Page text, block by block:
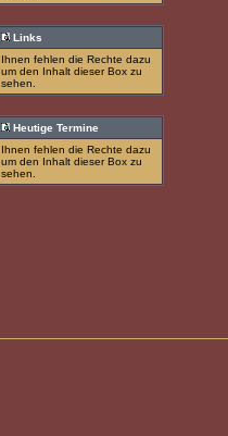
Links
Ihnen fehlen die Rechte dazu
um den Inhalt dieser Box zu
sehen.
Heutige Termine
Ihnen fehlen die Rechte dazu
um den Inhalt dieser Box zu
sehen.